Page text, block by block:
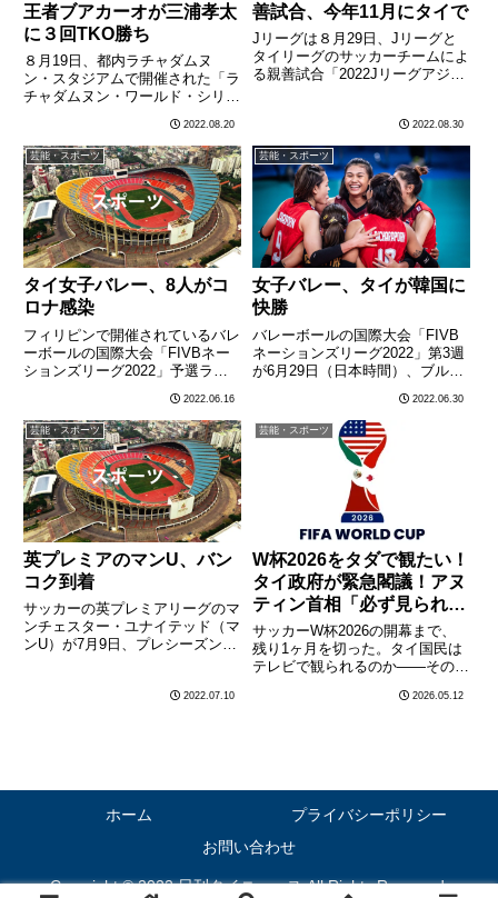
王者ブアカーオが三浦孝太
に３回TKO勝ち
８月19日、都内ラチャダムヌ
ン・スタジアムで開催された「ラ
チャダムヌン・ワールド・シリー
カー日本代表・三浦知良選手の次
男、三浦孝太選手（20）が元K１
王者ブアカーオ・バンチャメーク
選手（40）とキックボクシン
グ………
2022.08.20
善試合、今年11月にタイで
Jリーグは８月29日、Jリーグと
タイリーグのサッカーチームによ
る親善試合「2022Jリーグアジア
アジア戦略の一環として、2017
年から３年間に渡りJリーグ提携
国で行われていたも………
2022.08.30
芸能・スポーツ
タイ女子バレー、8人がコ
ロナ感染
フィリピンで開催されているバレ
ーボールの国際大会「FIVBネー
ションズリーグ2022」予選ラウ
ボール協会は6月15日、タイ女子
代表チームの選手8人が新型コロ
ナウイルスに感染したと発表し
た。フィリピン入国後の
12………
2022.06.16
芸能・スポーツ
女子バレー、タイが韓国に
快勝
バレーボールの国際大会「FIVB
ネーションズリーグ2022」第3週
が6月29日（日本時間）、ブルガ
イ代表（世界ランキング14位）
は、韓国代表と対戦し（同19
位）、3-0（25-11、25-22、25-
17）でス………
2022.06.30
芸能・スポーツ
英プレミアのマンU、バン
コク到着
サッカーの英プレミアリーグのマ
ンチェスター・ユナイテッド（マ
ンU）が7月9日、プレシーズンツ
グ新監督、スペイン代表GKダビ
2022.07.10
芸能・スポーツ
W杯2026をタダで観たい！
タイ政府が緊急閣議！アヌ
ティン首相「必ず見られる
ようにする」
サッカーW杯2026の開幕まで、
残り1ヶ月を切った。タイ国民は
テレビで観られるのか——その答
タイ閣議でいよいよ放映権問題が
2026.05.12
ホーム
プライバシーポリシー
お問い合わせ
Copyright © 2022 日刊タイニュース All Rights Reserved.